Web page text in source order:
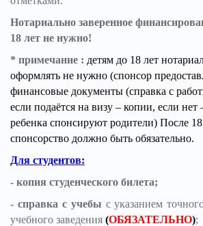
Нотариально заверенное
18 лет не нужно!
* примечание : детям до 18 лет
оформлять не нужно (спонсор
финансовые документы (справка с
если подаётся на визу – копии, если
ребенка спонсируют родители) После
спонсорство должно быть обязательно.
Для студентов:
- копия студенческого билета;
- справка с учебы с указанием
учебного заведения (ОБЯЗАТЕЛЬНО);